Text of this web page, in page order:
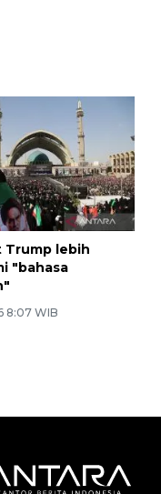
Trump lebih
"bahasa
8:07 WIB